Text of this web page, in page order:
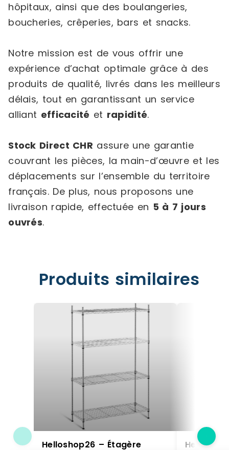
hôpitaux, ainsi que des boulangeries,
boucheries, crêperies, bars et snacks.
Notre mission est de vous offrir une
expérience d’achat optimale grâce à des
produits de qualité, livrés dans les meilleurs
délais, tout en garantissant un service
alliant efficacité et rapidité.
Stock Direct CHR assure une garantie
couvrant les pièces, la main-d’œuvre et les
déplacements sur l’ensemble du territoire
français. De plus, nous proposons une
livraison rapide, effectuée en 5 à 7 jours
ouvrés.
Produits similaires
Helloshop26 – Étagère